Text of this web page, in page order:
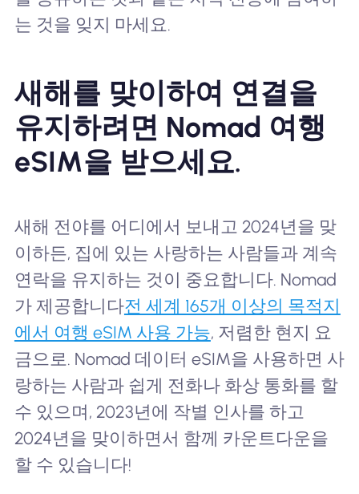
는 것을 잊지 마세요.
새해를 맞이하여 연결을
유지하려면 Nomad 여행
eSIM을 받으세요.
새해 전야를 어디에서 보내고 2024년을 맞
이하든, 집에 있는 사랑하는 사람들과 계속
연락을 유지하는 것이 중요합니다. Nomad
가 제공합니다전 세계 165개 이상의 목적지
에서 여행 eSIM 사용 가능, 저렴한 현지 요
금으로. Nomad 데이터 eSIM을 사용하면 사
랑하는 사람과 쉽게 전화나 화상 통화를 할
수 있으며, 2023년에 작별 인사를 하고
2024년을 맞이하면서 함께 카운트다운을
할 수 있습니다!